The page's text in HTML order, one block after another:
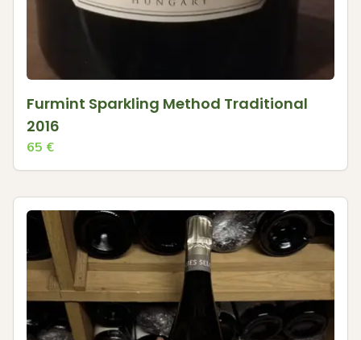
Furmint Sparkling Method Traditional
2016
65 €